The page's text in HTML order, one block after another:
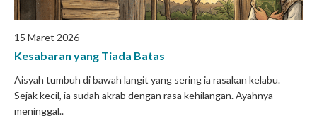
15 Maret 2026
Kesabaran yang Tiada Batas
Aisyah tumbuh di bawah langit yang sering ia rasakan kelabu.
Sejak kecil, ia sudah akrab dengan rasa kehilangan. Ayahnya
meninggal..